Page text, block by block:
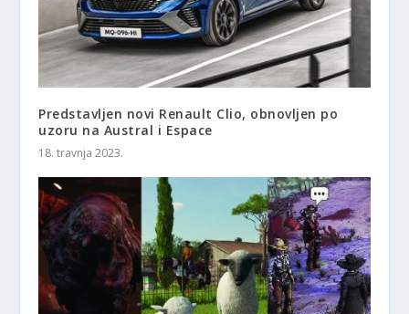
Predstavljen novi Renault Clio, obnovljen po
uzoru na Austral i Espace
18. travnja 2023.